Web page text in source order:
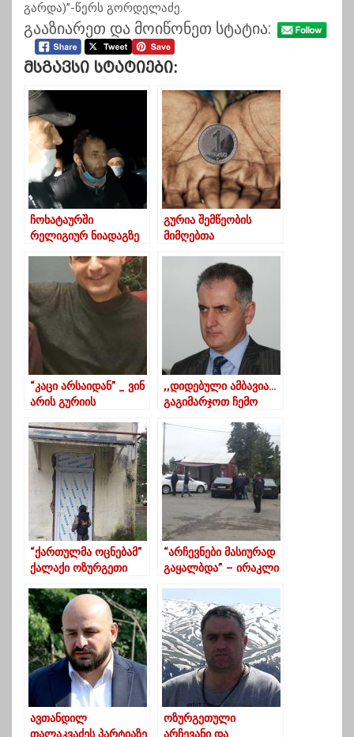
გარდა)”-წერს გორდელაძე.
გააზიარეთ და მოიწონეთ სტატია:
Მსგავსი Სტატიები:
ჩოხატაურში
რელიგიურ ნიადაგზე
გურია შემწეობის
მიმღებთა
ადგილზეა
“კაცი არსაიდან” _ ვინ
არის გურიის
რომელმაც უკვე
მოადგილეც შეარჩია
,,დიდებული ამბავია…
გაგიმარჯოთ ჩემო
კონსტანტინე
გამსახურდია
“ქართულმა ოცნებამ”
ქალაქი ოზურგეთი
“ჩასვა”
“არჩევნები მასიურად
გაყალბდა” – ირაკლი
ავთანდილ
ოზურგეთული